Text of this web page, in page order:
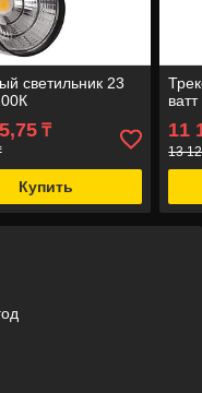
светильник 23
₸
Купить
11
13